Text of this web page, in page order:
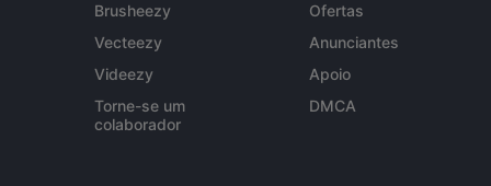
Brusheezy
Vecteezy
Videezy
Torne-se um
colaborador
Ofertas
Anunciantes
Apoio
DMCA